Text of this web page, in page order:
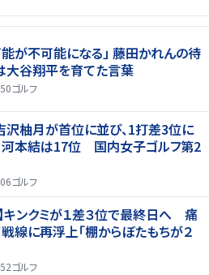
が不可能になる」 藤田かれんの待
大谷翔平を育てた言葉
ゴルフ
沢柚月が首位に並び、1打差3位に
河本結は17位 国内女子ゴルフ第2
ゴルフ
キンクミが１差３位で最終日へ 痛
線に再浮上「棚からぼたもちが２
ゴルフ